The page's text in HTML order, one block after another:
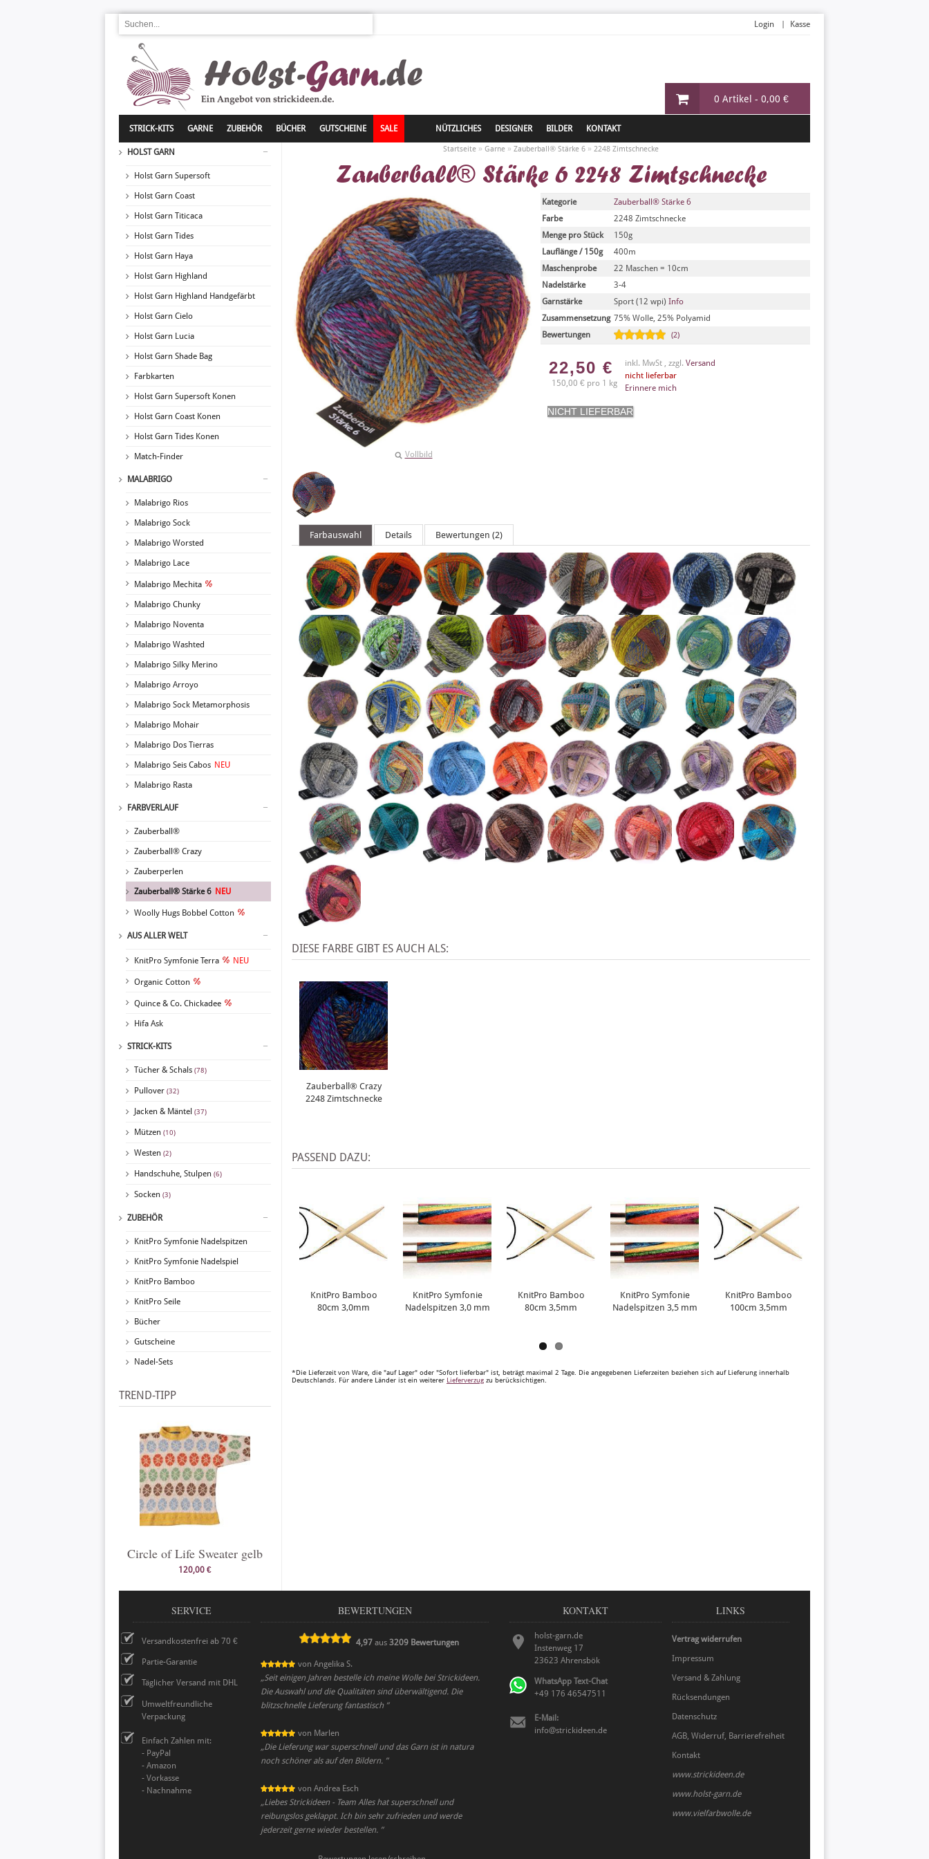
0 Artikel - 0,00 €
Login Kasse
STRICK-KITS GARNE ZUBEHÖR BÜCHER GUTSCHEINE SALE NÜTZLICHES DESIGNER BILDER KONTAKT
HOLST GARN
Holst Garn Supersoft
Holst Garn Coast
Holst Garn Titicaca
Holst Garn Tides
Holst Garn Haya
Holst Garn Highland
Holst Garn Highland Handgefärbt
Holst Garn Cielo
Holst Garn Lucia
Holst Garn Shade Bag
Farbkarten
Holst Garn Supersoft Konen
Holst Garn Coast Konen
Holst Garn Tides Konen
Match-Finder
MALABRIGO
Malabrigo Rios
Malabrigo Sock
Malabrigo Worsted
Malabrigo Lace
Malabrigo Mechita
Malabrigo Chunky
Malabrigo Noventa
Malabrigo Washted
Malabrigo Silky Merino
Malabrigo Arroyo
Malabrigo Sock Metamorphosis
Malabrigo Mohair
Malabrigo Dos Tierras
Malabrigo Seis Cabos NEU
Malabrigo Rasta
FARBVERLAUF
Zauberball®
Zauberball® Crazy
Zauberperlen
Zauberball® Stärke 6 NEU
Woolly Hugs Bobbel Cotton
AUS ALLER WELT
KnitPro Symfonie Terra NEU
Organic Cotton
Quince & Co. Chickadee
Hifa Ask
STRICK-KITS
Tücher & Schals (78)
Pullover (32)
Jacken & Mäntel (37)
Mützen (10)
Westen (2)
Handschuhe, Stulpen (6)
Socken (3)
ZUBEHÖR
KnitPro Symfonie Nadelspitzen
KnitPro Symfonie Nadelspiel
KnitPro Bamboo
KnitPro Seile
Bücher
Gutscheine
Nadel-Sets
TREND-TIPP
Circle of Life Sweater gelb
120,00 €
Startseite » Garne » Zauberball® Stärke 6 » 2248 Zimtschnecke
Zauberball® Stärke 6 2248 Zimtschnecke
Vollbild
Kategorie
Zauberball® Stärke 6
Farbe
2248 Zimtschnecke
Menge pro Stück
150g
Lauflänge / 150g
400m
Maschenprobe
22 Maschen = 10cm
Nadelstärke
3-4
Garnstärke
Sport (12 wpi) Info
Zusammensetzung 75% Wolle, 25% Polyamid
Bewertungen
(2)
22,50 €
150,00 € pro 1 kg
inkl. MwSt , zzgl. Versand
nicht lieferbar
Erinnere mich
Farbauswahl Details Bewertungen (2)
DIESE FARBE GIBT ES AUCH ALS:
Zauberball® Crazy
2248 Zimtschnecke
PASSEND DAZU:
KnitPro Bamboo
80cm 3,0mm
KnitPro Symfonie
Nadelspitzen 3,0 mm
KnitPro Bamboo
80cm 3,5mm
KnitPro Symfonie
Nadelspitzen 3,5 mm
KnitPro Bamboo
100cm 3,5mm
*Die Lieferzeit von Ware, die "auf Lager" oder "Sofort lieferbar" ist, beträgt maximal 2 Tage. Die angegebenen Lieferzeiten beziehen sich auf Lieferung innerhalb
Deutschlands. Für andere Länder ist ein weiterer Lieferverzug zu berücksichtigen.
SERVICE
Versandkostenfrei ab 70 €
Partie-Garantie
Täglicher Versand mit DHL
Umweltfreundliche
Verpackung
Einfach Zahlen mit:
- PayPal
- Amazon
- Vorkasse
- Nachnahme
BEWERTUNGEN
4,97 aus3209 Bewertungen
von Angelika S.
„Seit einigen Jahren bestelle ich meine Wolle bei Strickideen.
Die Auswahl und die Qualitäten sind überwältigend. Die
blitzschnelle Lieferung fantastisch ”
von Marlen
„Die Lieferung war superschnell und das Garn ist in natura
noch schöner als auf den Bildern. ”
von Andrea Esch
„Liebes Strickideen - Team Alles hat superschnell und
reibungslos geklappt. Ich bin sehr zufrieden und werde
jederzeit gerne wieder bestellen. ”
KONTAKT
holst-garn.de
Instenweg 17
23623 Ahrensbök
WhatsApp Text-Chat
+49 176 46547511
E-Mail:
info@strickideen.de
LINKS
Vertrag widerrufen
Impressum
Versand & Zahlung
Rücksendungen
Datenschutz
AGB, Widerruf, Barrierefreiheit
Kontakt
www.strickideen.de
www.holst-garn.de
www.vielfarbwolle.de